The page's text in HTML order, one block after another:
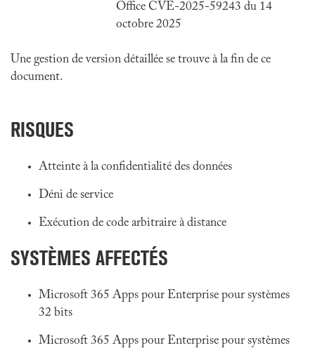
Office CVE-2025-59243 du 14
octobre 2025
Une gestion de version détaillée se trouve à la fin de ce
document.
RISQUES
Atteinte à la confidentialité des données
Déni de service
Exécution de code arbitraire à distance
SYSTÈMES AFFECTÉS
Microsoft 365 Apps pour Enterprise pour systèmes
32 bits
Microsoft 365 Apps pour Enterprise pour systèmes